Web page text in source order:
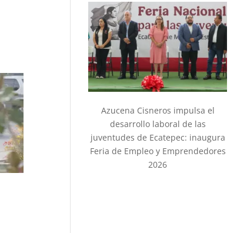
Azucena Cisneros impulsa el
desarrollo laboral de las
juventudes de Ecatepec: inaugura
Feria de Empleo y Emprendedores
2026